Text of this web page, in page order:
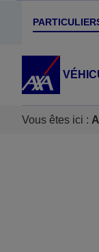
Vous êtes ici :